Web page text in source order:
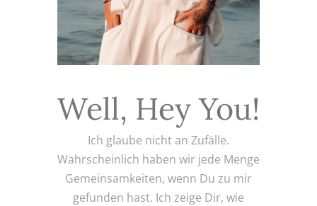
Well, Hey You!
Ich glaube nicht an Zufälle.
Wahrscheinlich haben wir jede Menge
Gemeinsamkeiten, wenn Du zu mir
gefunden hast. Ich zeige Dir, wie